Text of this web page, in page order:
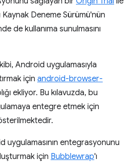
Kaynak Deneme Sürümü'nün
de kullanıma sunulmasını
Android uygulamasıyla
için android-browser-
ekliyor. Bu kılavuzda, bu
entegre etmek için
uygulamasının entegrasyonunu
için Bubblewrap'ı